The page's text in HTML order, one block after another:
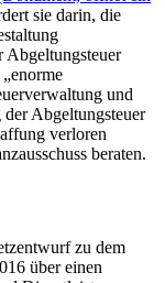
sie darin, die
Abgeltungsteuer
und
Abgeltungsteuer
verloren
beraten.
zu dem
über einen